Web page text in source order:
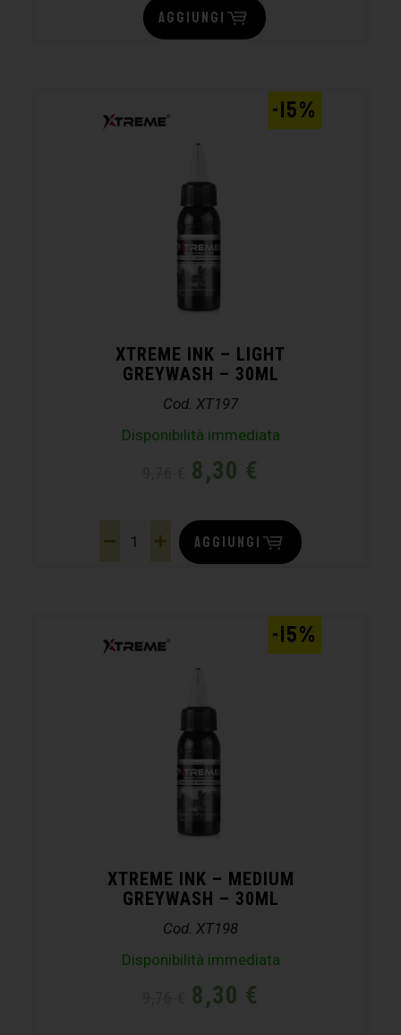
AGGIUNGI
XTREME INK – LIGHT
GREYWASH – 30ML
Cod. XT197
Disponibilità immediata
8,30 €
-15%
AGGIUNGI
XTREME INK – MEDIUM
GREYWASH – 30ML
Cod. XT198
Disponibilità immediata
8,30 €
-15%